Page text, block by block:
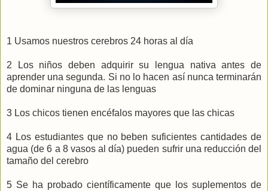
1 Usamos nuestros cerebros 24 horas al día
2 Los niños deben adquirir su lengua nativa antes de
aprender una segunda. Si no lo hacen así nunca terminarán
de dominar ninguna de las lenguas
3 Los chicos tienen encéfalos mayores que las chicas
4 Los estudiantes que no beben suficientes cantidades de
agua (de 6 a 8 vasos al día) pueden sufrir una reducción del
tamaño del cerebro
5 Se ha probado científicamente que los suplementos de